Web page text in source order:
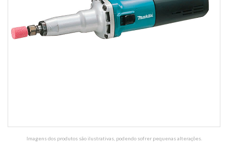
Imagens dos produtos são ilustrativas, podendo sofrer pequenas alterações.